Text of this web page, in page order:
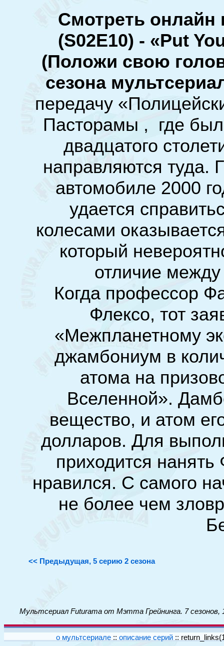
Смотреть
(S02E10) - «Put
(Положи свою
сезона
передачу
Пасторамы , где
двадцатого
направляются туда.
автомобиле 2000
удается
колесами
который
отличие
Когда профессор
Флексо, тот
«Межпланетному
джамбониум в
атома на
Вселенной».
вещество, и атом
долларов. Для
приходится
нравился. С самого
не более чем
<< Предыдущая, 5 серию 2 сезона
Мультсериал Futurama от Мэтта Грейнинга. 7
о мультсериале :: описание серий ::